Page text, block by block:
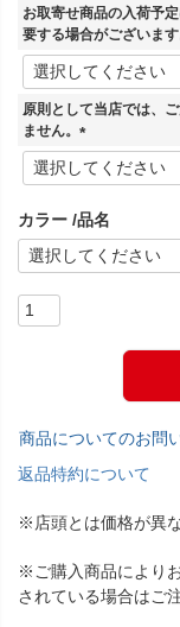
お取寄せ商品の入荷予
要する場合がございます
原則として当店では、
ません。
(
必
)
カラー 品名
商品についてのお問
返品特約について
※店頭とは価格が異
※ご購入商品により
されている場合はご